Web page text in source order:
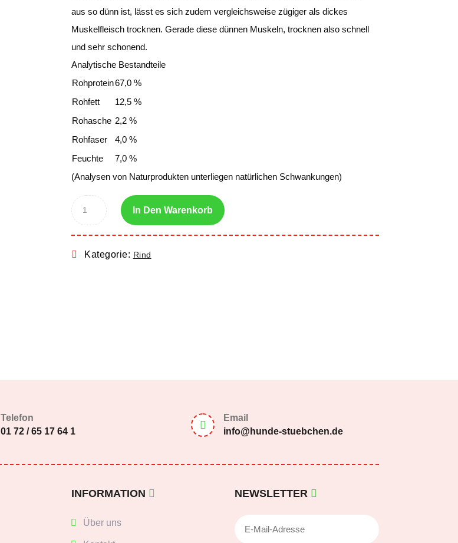
aus so dünn ist, lässt es sich zudem vergleichsweise zügiger als dickes
Muskelfleisch trocknen. Gerade diese dünnen Muskeln, trocknen also schnell
und sehr schonend.
Analytische Bestandteile
Rohprotein67,0 %
Rohfett
12,5 %
Rohasche 2,2 %
Rohfaser
4,0 %
Feuchte
7,0 %
(Analysen von Naturprodukten unterliegen natürlichen Schwankungen)
In Den Warenkorb
Kategorie: Rind
Telefon
01 72 / 65 17 64 1

Email
info@hunde-stuebchen.de
INFORMATION
Über uns
NEWSLETTER